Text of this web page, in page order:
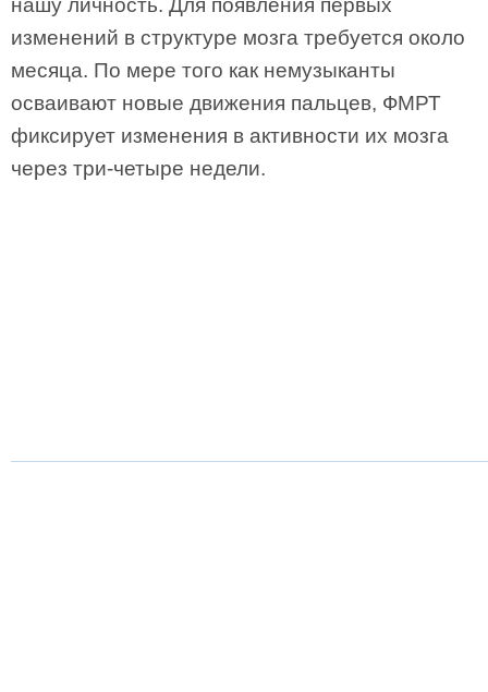
нашу личность. Для появления первых
изменений в структуре мозга требуется около
месяца. По мере того как немузыканты
осваивают новые движения пальцев, ФМРТ
фиксирует изменения в активности их мозга
через три-четыре недели.